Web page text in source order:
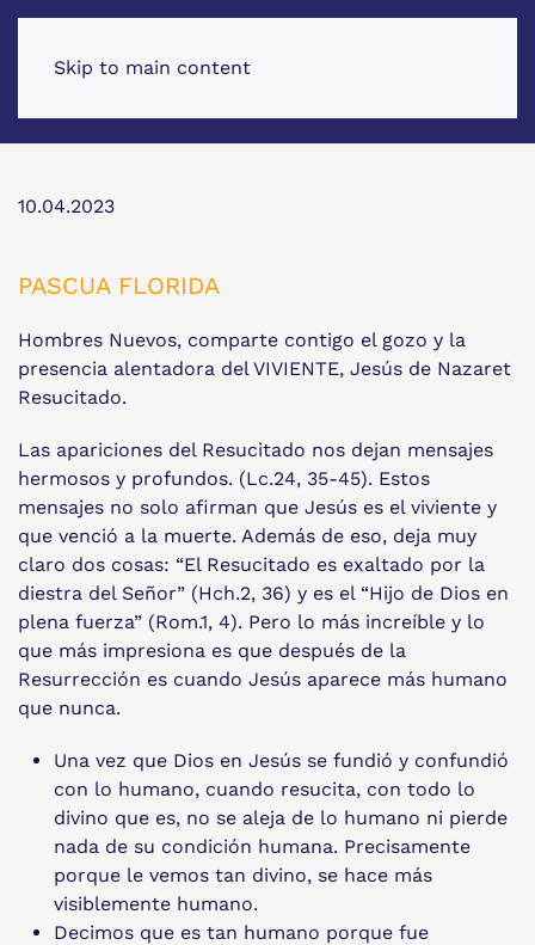
Skip to main content
10.04.2023
PASCUA FLORIDA
Hombres Nuevos, comparte contigo el gozo y la
presencia alentadora del VIVIENTE, Jesús de Nazaret
Resucitado.
Las apariciones del Resucitado nos dejan mensajes
hermosos y profundos. (Lc.24, 35-45). Estos
mensajes no solo afirman que Jesús es el viviente y
que venció a la muerte. Además de eso, deja muy
claro dos cosas: “El Resucitado es exaltado por la
diestra del Señor” (Hch.2, 36) y es el “Hijo de Dios en
plena fuerza” (Rom.1, 4). Pero lo más increíble y lo
que más impresiona es que después de la
Resurrección es cuando Jesús aparece más humano
que nunca.
Una vez que Dios en Jesús se fundió y confundió
con lo humano, cuando resucita, con todo lo
divino que es, no se aleja de lo humano ni pierde
nada de su condición humana. Precisamente
porque le vemos tan divino, se hace más
visiblemente humano.
Decimos que es tan humano porque fue